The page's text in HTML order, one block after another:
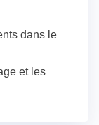
dans le
et les